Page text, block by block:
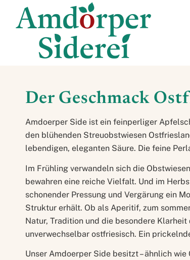
Der Geschmack
Amdoerper Side ist ein feinperliger
den blühenden Streuobstwiesen
lebendigen, eleganten Säure. Die feine
Im Frühling verwandeln sich die
bewahren eine reiche Vielfalt. Und im
schonender Pressung und Vergärung ein
Struktur erhält. Ob als Aperitif, zum
Natur, Tradition und die besondere
unverwechselbar ostfriesisch. Ein
Unser Amdoerper Side besitzt – ähnlich